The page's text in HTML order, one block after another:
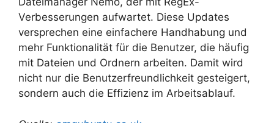
Verbesserungen aufwartet. Diese Updates
versprechen eine einfachere Handhabung und
mehr Funktionalität für die Benutzer, die häufig
mit Dateien und Ordnern arbeiten. Damit wird
nicht nur die Benutzerfreundlichkeit gesteigert,
sondern auch die Effizienz im Arbeitsablauf.